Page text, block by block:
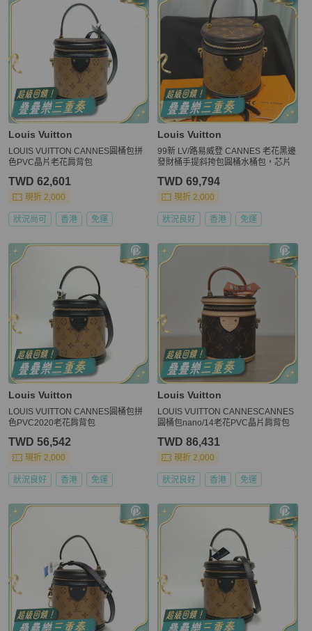
Louis Vuitton
LOUIS VUITTON CANNES圓桶包拼
色PVC晶片老花肩背包
TWD 62,601
現折 2,000
狀況尚可 香港 免運
Louis Vuitton
99新 LV/路易威登 CANNES 老花黑邊
發財桶手提斜挎包圓桶水桶包，芯片
TWD 69,794
現折 2,000
狀況良好 香港 免運
Louis Vuitton
LOUIS VUITTON CANNES圓桶包拼
色PVC2020老花肩背包
TWD 56,542
現折 2,000
狀況良好 香港 免運
Louis Vuitton
LOUIS VUITTON CANNESCANNES
圓桶包nano/14老花PVC晶片肩背包
TWD 86,431
現折 2,000
狀況良好 香港 免運